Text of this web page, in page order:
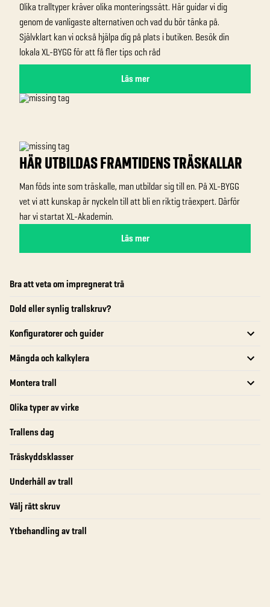
Bra att veta om impregnerat trä
Dold eller synlig trallskruv?
Konfiguratorer och guider
Mängda och kalkylera
Montera trall
Olika typer av virke
Trallens dag
Träskyddsklasser
Underhåll av trall
Välj rätt skruv
Ytbehandling av trall
Olika tralltyper kräver olika monteringssätt. Här guidar vi dig
genom de vanligaste alternativen och vad du bör tänka på.
Självklart kan vi också hjälpa dig på plats i butiken. Besök din
lokala XL-BYGG för att få fler tips och råd
Läs mer
HÄR UTBILDAS FRAMTIDENS TRÄSKALLAR
Man föds inte som träskalle, man utbildar sig till en. På XL-BYGG
vet vi att kunskap är nyckeln till att bli en riktig träexpert. Därför
har vi startat XL-Akademin.
Läs mer